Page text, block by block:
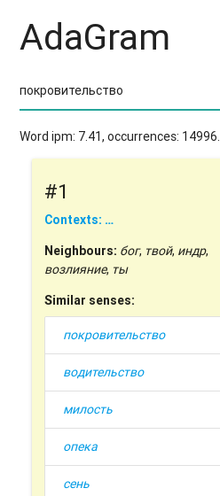
AdaGram
Word ipm: 7.41, occurrences: 14996.
#1
Contexts: …
Neighbours: бог, твой, индр,
возлияние, ты
Similar senses:
покровительство
водительство
милость
опека
сень